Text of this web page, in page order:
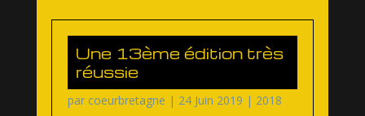
Une 13ème édition très
réussie
par coeurbretagne | 24 Juin 2019 | 2018